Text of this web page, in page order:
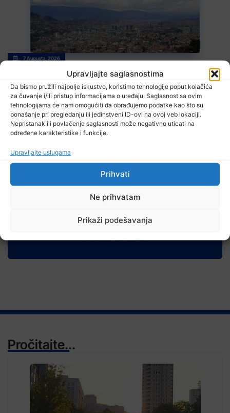
Upravljajte saglasnostima
Da bismo pružili najbolje iskustvo, koristimo tehnologije poput kolačića
za čuvanje i/ili pristup informacijama o uređaju. Saglasnost sa ovim
tehnologijama će nam omogućiti da obrađujemo podatke kao što su
ponašanje pri pregledanju ili jedinstveni ID-ovi na ovoj veb lokaciji.
Nepristanak ili povlačenje saglasnosti može negativno uticati na
određene karakteristike i funkcije.
Upravljajte uslugama
Prihvati
Ne prihvatam
Prikaži podešavanja
7 Augusta, 2026
Zenički rudari još uvijek u jami, poznato zdravstveno stanje
Pročitajte...